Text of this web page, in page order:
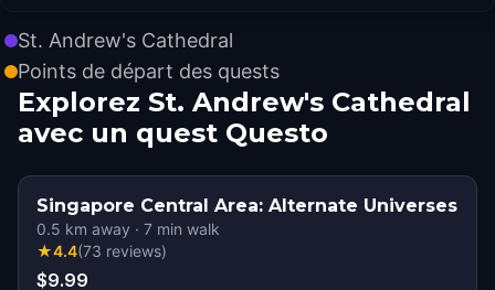
St. Andrew's Cathedral
Points de départ des quests
Explorez St. Andrew's Cathedral
avec un quest Questo
Singapore Central Area: Alternate Universes
0.5 km away · 7 min walk
★4.4(73 reviews)
$9.99